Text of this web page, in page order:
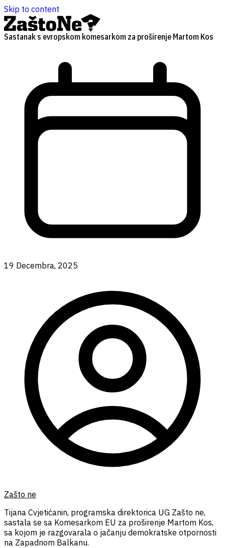
Skip to content
Sastanak s evropskom komesarkom za proširenje Martom Kos
19 Decembra, 2025
Zašto ne
Tijana Cvjetićanin, programska direktorica UG Zašto ne,
sastala se sa Komesarkom EU za proširenje Martom Kos,
sa kojom je razgovarala o jačanju demokratske otpornosti
na Zapadnom Balkanu.